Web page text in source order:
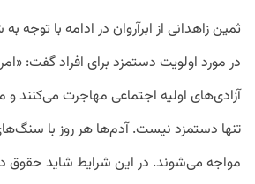
ثمین زاهدانی از ابرآروان در ادامه با توجه
در مورد اولویت دستمزد برای افراد گفت:
آزادی‌های اولیه اجتماعی مهاجرت می‌کنند و
تنها دستمزد نیست. آدم‌ها هر روز با
مواجه می‌شوند. در این شرایط شاید حقوق